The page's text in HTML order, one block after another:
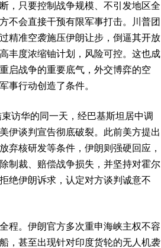
，只要控制战争规模、不引发地区全
不会直接干预有限军事打击。川普团
精准空袭施压伊朗让步，倒逼其开放
丰度浓缩铀计划，风险可控。这也成
启战争的重要底气，外交博弈的空
事行动创造了条件。
访华的同一天，经巴基斯坦居中调
伊谈判宣告彻底破裂。此前美方提出
弃核研发等条件，伊朗则强硬回应，
制裁、赔偿战争损失，并坚持对霍尔
绝伊朗诉求，认定对方谈判诚意不
程。伊朗官方多次重申海峡主权不容
，甚至出现针对印度货轮的无人机袭